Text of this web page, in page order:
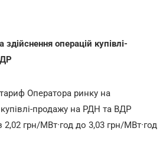
операцій купівлі-
Оператора ринку на
продажу на РДН та ВДР
2,02 грн/МВт·год до 3,03 грн/МВт·год